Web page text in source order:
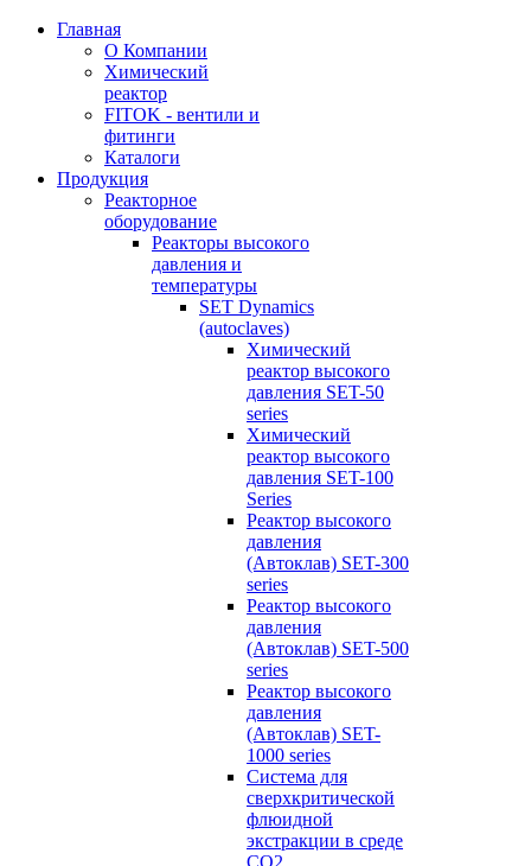
Главная
О Компании
Химический
реактор
FITOK - вентили и
фитинги
Каталоги
Продукция
Реакторное
оборудование
Реакторы высокого
давления и
температуры
SET Dynamics
(autoclaves)
Химический
реактор высокого
давления SET-50
series
Химический
реактор высокого
давления SET-100
Series
Реактор высокого
давления
(Автоклав) SET-300
series
Реактор высокого
давления
(Автоклав) SET-500
series
Реактор высокого
давления
(Автоклав) SET-
1000 series
Система для
сверхкритической
флюидной
экстракции в среде
СО2